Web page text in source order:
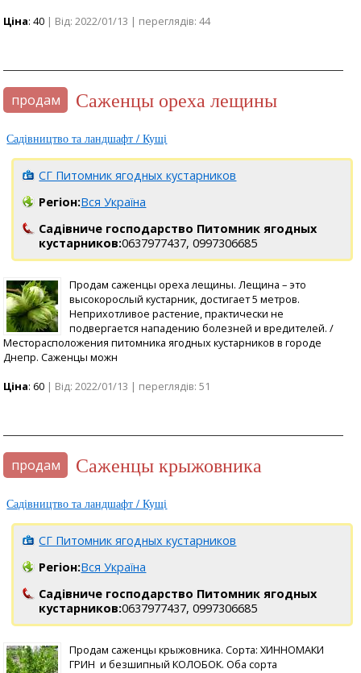
Ціна: 40 | Від: 2022/01/13 | переглядів: 44
продам саженцы ореха лещины
Садівництво та ландшафт / Кущі
СГ Питомник ягодных кустарников
Регіон:Вся Україна
Садівниче господарство Питомник ягодных
кустарников:0637977437, 0997306685
Продам саженцы ореха лещины. Лещина – это
высокорослый кустарник, достигает 5 метров.
Неприхотливое растение, практически не
подвергается нападению болезней и вредителей. /
Месторасположения питомника ягодных кустарников в городе
Днепр. Саженцы можн
Ціна: 60 | Від: 2022/01/13 | переглядів: 51
продам саженцы крыжовника
Садівництво та ландшафт / Кущі
СГ Питомник ягодных кустарников
Регіон:Вся Україна
Садівниче господарство Питомник ягодных
кустарников:0637977437, 0997306685
Продам саженцы крыжовника. Сорта: ХИННОМАКИ
ГРИН и безшипный КОЛОБОК. Оба сорта